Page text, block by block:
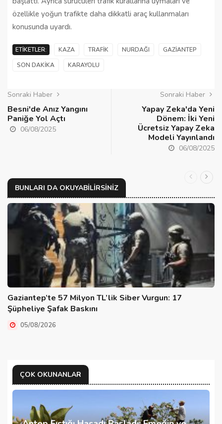
özellikle yoğun trafikte daha dikkatli araç kullanmaları
konusunda uyardı.
ETIKETLER: KAZA TRAFIK NURDAĞI
GAZIANTEP
SON DAKIKA
KARAYOLU
Sonraki Haber
Besni'de Anız Yangını
Paniğe Yol Açtı
06/08/2025
Sonraki Haber
Yapay Zeka'da Yeni
Dönem: İki Yeni
Ücretsiz Yapay Zeka
Modeli Yayınlandı
06/08/2025
BUNLARI DA OKUYABILIRSINIZ
Gaziantep’te 57 Milyon TL’lik Siber Vurgun: 17
Şüpheliye Şafak Baskını
05/08/2026
ÇOK OKUNANLAR